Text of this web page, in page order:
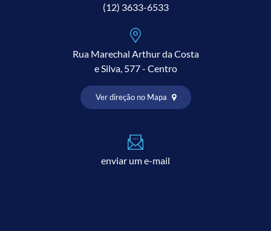
(12) 3633-6533
Rua Marechal Arthur da Costa
e Silva, 577 - Centro
Ver direção no Mapa
enviar um e-mail